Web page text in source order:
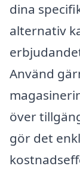
dina
alternativ
Använd
över
gör det